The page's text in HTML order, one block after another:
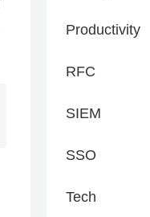
Productivity
RFC
SIEM
SSO
Tech